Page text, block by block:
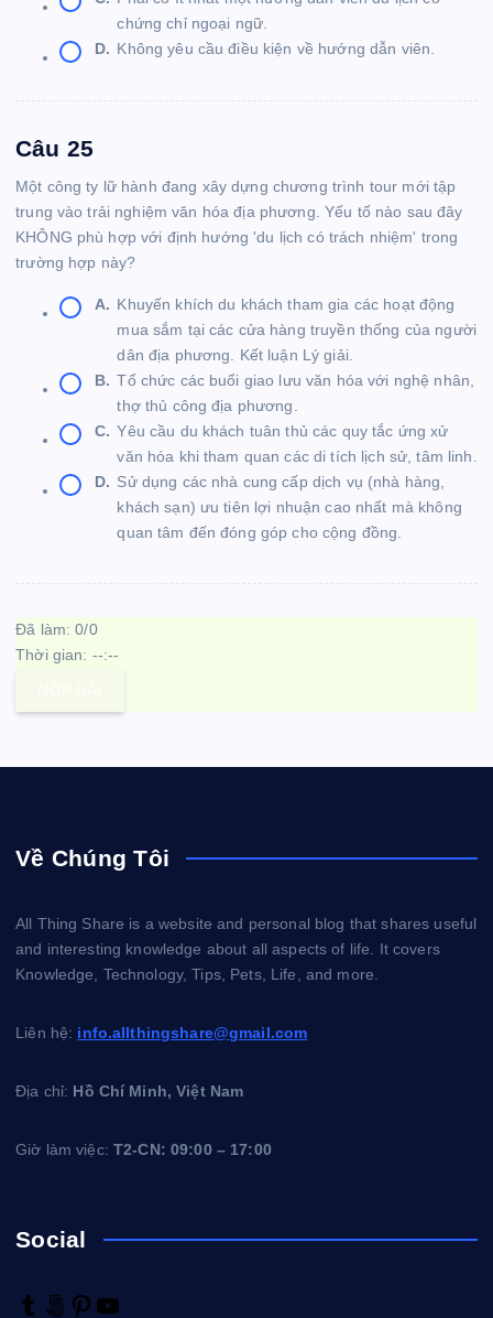
chứng chỉ ngoại ngữ.
D. Không yêu cầu điều kiện về hướng dẫn viên.
Câu 25
Một công ty lữ hành đang xây dựng chương trình tour mới tập
trung vào trải nghiệm văn hóa địa phương. Yếu tố nào sau đây
KHÔNG phù hợp với định hướng 'du lịch có trách nhiệm' trong
trường hợp này?
A. Khuyến khích du khách tham gia các hoạt động
mua sắm tại các cửa hàng truyền thống của người
dân địa phương. Kết luận Lý giải.
B. Tổ chức các buổi giao lưu văn hóa với nghệ nhân,
thợ thủ công địa phương.
C. Yêu cầu du khách tuân thủ các quy tắc ứng xử
văn hóa khi tham quan các di tích lịch sử, tâm linh.
D. Sử dụng các nhà cung cấp dịch vụ (nhà hàng,
khách sạn) ưu tiên lợi nhuận cao nhất mà không
quan tâm đến đóng góp cho cộng đồng.
Đã làm:0/0
Thời gian: --:--
Về Chúng Tôi
All Thing Share is a website and personal blog that shares useful
and interesting knowledge about all aspects of life. It covers
Knowledge, Technology, Tips, Pets, Life, and more.
Liên hệ: info.allthingshare@gmail.com
Địa chỉ: Hồ Chí Minh, Việt Nam
Giờ làm việc:T2-CN: 09:00 – 17:00
Social
T
5
P